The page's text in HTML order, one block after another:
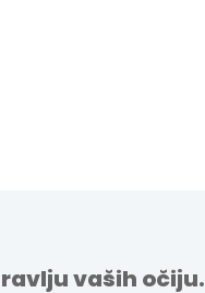
vaših očiju.